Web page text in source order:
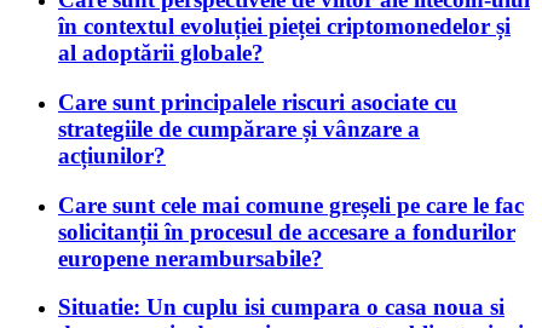
în contextul evoluției pieței criptomonedelor și
al adoptării globale?
Care sunt principalele riscuri asociate cu
strategiile de cumpărare și vânzare a
acțiunilor?
Care sunt cele mai comune greșeli pe care le fac
solicitanții în procesul de accesare a fondurilor
europene nerambursabile?
Situatie: Un cuplu isi cumpara o casa noua si